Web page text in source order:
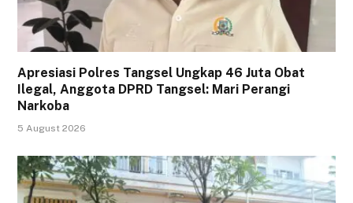
Apresiasi Polres Tangsel Ungkap 46 Juta Obat
Ilegal, Anggota DPRD Tangsel: Mari Perangi
Narkoba
5 August 2026